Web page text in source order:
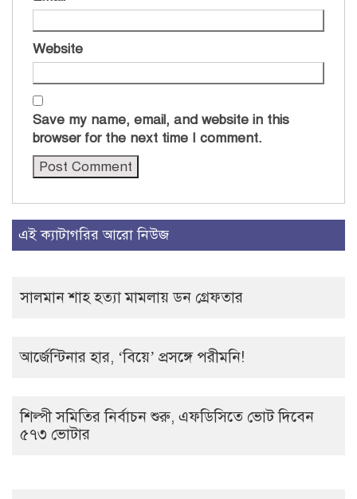
Website
Save my name, email, and website in this
browser for the next time I comment.
এই ক্যাটাগরির আরো নিউজ
সালমান শাহ হত্যা মামলায় ডন গ্রেফতার
আর্জেন্টিনার হার, ‘বিয়ে’ প্রসঙ্গে পরীমনি!
শিল্পী সমিতির নির্বাচন শুরু, এফডিসিতে ভোট দিবেন
৫৭৩ ভোটার